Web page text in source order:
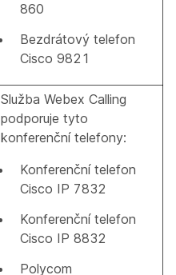
860
Bezdrátový telefon
Cisco 9821
Služba Webex Calling
podporuje tyto
konferenční telefony:
Konferenční telefon
Cisco IP 7832
Konferenční telefon
Cisco IP 8832
Polycom